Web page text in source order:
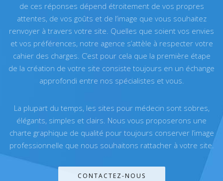
de ces réponses dépend étroitement de vos propres
attentes, de vos goûts et de l’image que vous souhaitez
renvoyer à travers votre site. Quelles que soient vos envies
et vos préférences, notre agence s’attèle à respecter votre
cahier des charges. C’est pour cela que la première étape
de la création de votre site consiste toujours en un échange
approfondi entre nos spécialistes et vous.
La plupart du temps, les sites pour médecin sont sobres,
élégants, simples et clairs. Nous vous proposerons une
charte graphique de qualité pour toujours conserver l’image
professionnelle que nous souhaitons rattacher à votre site.
CONTACTEZ-NOUS